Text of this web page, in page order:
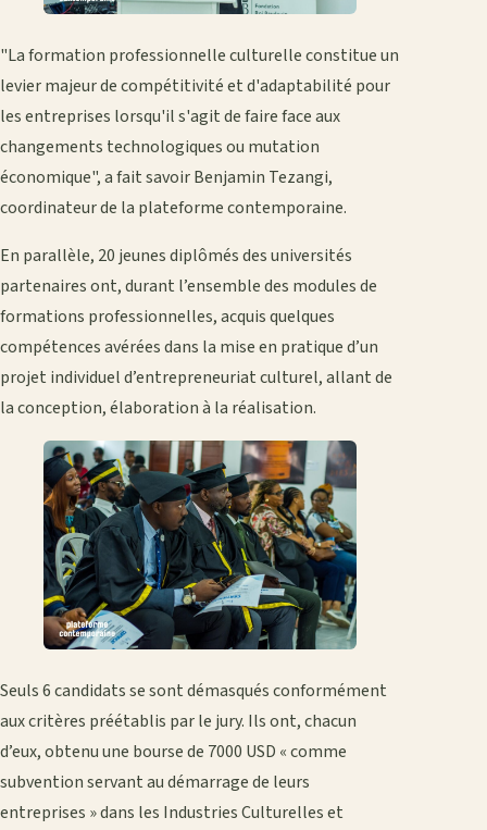
"La formation professionnelle culturelle constitue un
levier majeur de compétitivité et d'adaptabilité pour
les entreprises lorsqu'il s'agit de faire face aux
changements technologiques ou mutation
économique", a fait savoir Benjamin Tezangi,
coordinateur de la plateforme contemporaine.
En parallèle, 20 jeunes diplômés des universités
partenaires ont, durant l’ensemble des modules de
formations professionnelles, acquis quelques
compétences avérées dans la mise en pratique d’un
projet individuel d’entrepreneuriat culturel, allant de
la conception, élaboration à la réalisation.
Seuls 6 candidats se sont démasqués conformément
aux critères préétablis par le jury. Ils ont, chacun
d’eux, obtenu une bourse de 7000 USD « comme
subvention servant au démarrage de leurs
entreprises » dans les Industries Culturelles et